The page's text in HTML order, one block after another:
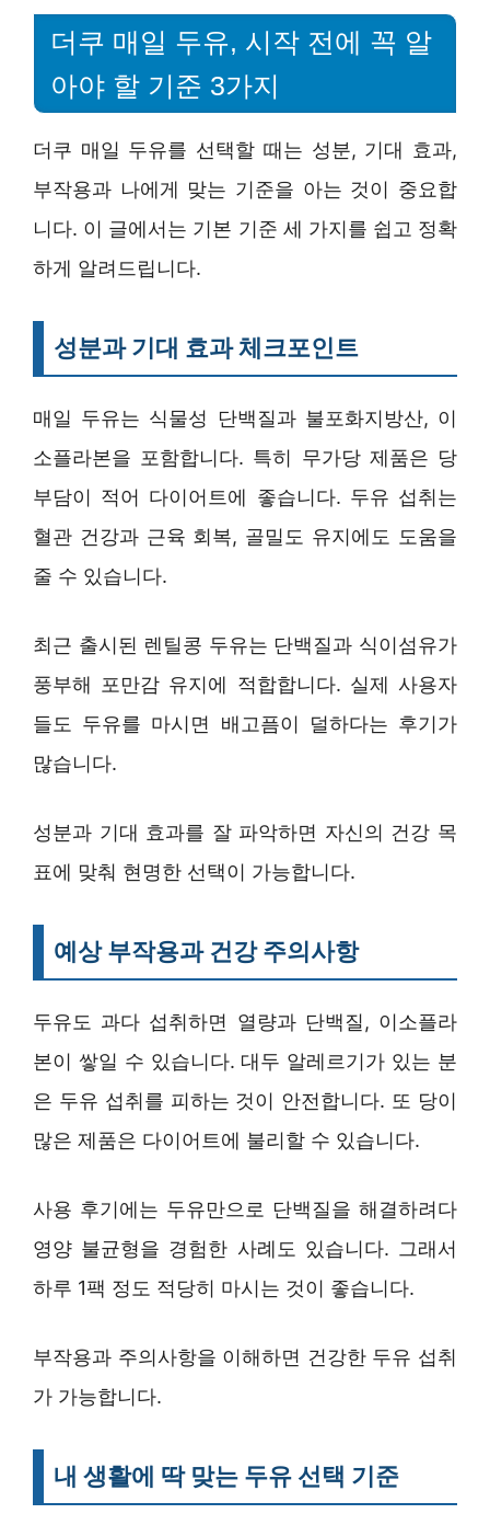
더쿠 매일 두유, 시작 전에 꼭 알
아야 할 기준 3가지
더쿠 매일 두유를 선택할 때는 성분, 기대 효과,
부작용과 나에게 맞는 기준을 아는 것이 중요합
니다. 이 글에서는 기본 기준 세 가지를 쉽고 정확
하게 알려드립니다.
성분과 기대 효과 체크포인트
매일 두유는 식물성 단백질과 불포화지방산, 이
소플라본을 포함합니다. 특히 무가당 제품은 당
부담이 적어 다이어트에 좋습니다. 두유 섭취는
혈관 건강과 근육 회복, 골밀도 유지에도 도움을
줄 수 있습니다.
최근 출시된 렌틸콩 두유는 단백질과 식이섬유가
풍부해 포만감 유지에 적합합니다. 실제 사용자
들도 두유를 마시면 배고픔이 덜하다는 후기가
많습니다.
성분과 기대 효과를 잘 파악하면 자신의 건강 목
표에 맞춰 현명한 선택이 가능합니다.
예상 부작용과 건강 주의사항
두유도 과다 섭취하면 열량과 단백질, 이소플라
본이 쌓일 수 있습니다. 대두 알레르기가 있는 분
은 두유 섭취를 피하는 것이 안전합니다. 또 당이
많은 제품은 다이어트에 불리할 수 있습니다.
사용 후기에는 두유만으로 단백질을 해결하려다
영양 불균형을 경험한 사례도 있습니다. 그래서
하루 1팩 정도 적당히 마시는 것이 좋습니다.
부작용과 주의사항을 이해하면 건강한 두유 섭취
가 가능합니다.
내 생활에 딱 맞는 두유 선택 기준